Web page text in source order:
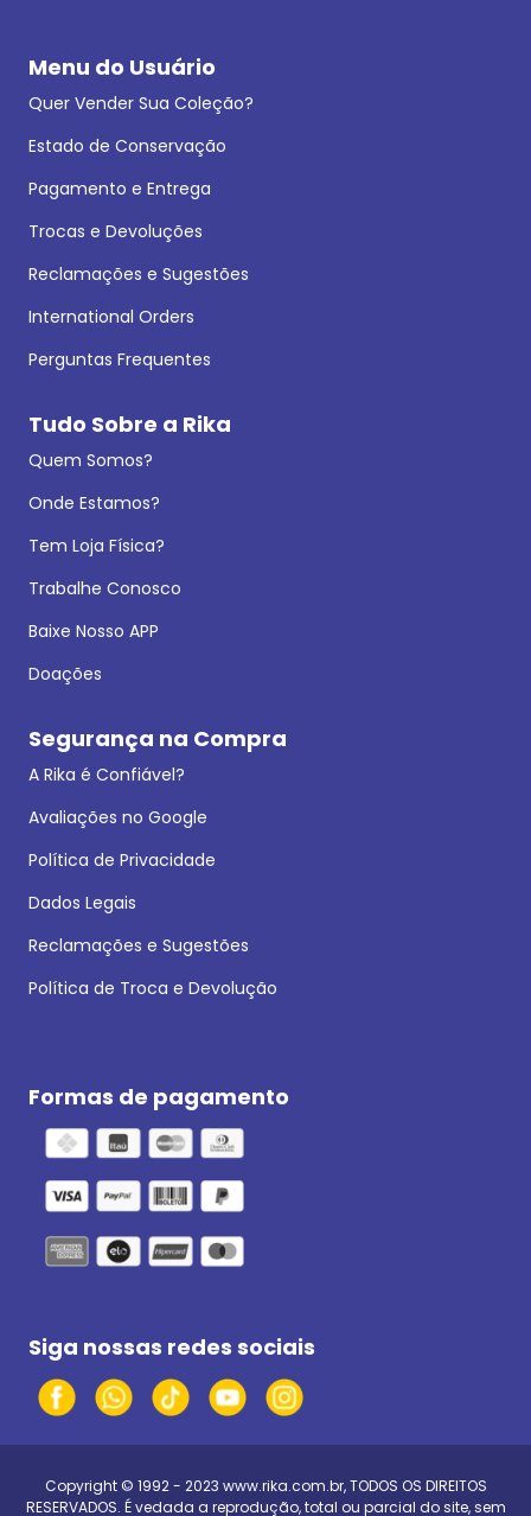
Menu do Usuário
Quer Vender Sua Coleção?
Estado de Conservação
Pagamento e Entrega
Trocas e Devoluções
Reclamações e Sugestões
International Orders
Perguntas Frequentes
Tudo Sobre a Rika
Quem Somos?
Onde Estamos?
Tem Loja Física?
Trabalhe Conosco
Baixe Nosso APP
Doações
Segurança na Compra
A Rika é Confiável?
Avaliações no Google
Política de Privacidade
Dados Legais
Reclamações e Sugestões
Política de Troca e Devolução
Formas de pagamento
Siga nossas redes sociais
Copyright © 1992 - 2023 www.rika.com.br, TODOS OS DIREITOS
RESERVADOS. É vedada a reprodução, total ou parcial do site, sem